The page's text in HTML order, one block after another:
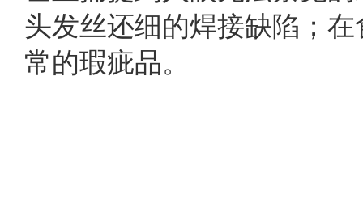
头发丝还细的焊接缺陷；
常的瑕疵品。